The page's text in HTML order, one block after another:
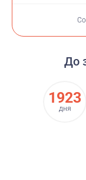
До
1923
дня